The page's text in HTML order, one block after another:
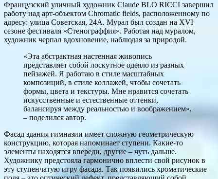
Французский уличный художник Claude BLO RICCI завершил
работу над арт-объектом Chromatic fields, расположенному по
адресу: улица Советская, 24А. Мурал был создан на XVI
сезоне фестиваля «Стенограффия». Работая над муралом,
художник черпал вдохновение, наблюдая за природой.
«Эта абстрактная настенная живопись
представляет собой лоскутное одеяло из разных
пейзажей. Я работаю в стиле масштабных
композиций, в стиле коллажей, чтобы сочетать
формы, цвета и текстуры. Мне нравится сочетать
искусственные и естественные оттенки,
балансируя между реальностью и воображением»,
– поделился автор.
Фасад здания гимназии имеет сложную геометрическую
конструкцию, которая напоминает ступени. Какие-то
элементы находятся впереди, другие – чуть дальше.
Художнику предстояла гармонично вплести свой рисунок в
эту ступенчатую игру фасада. Так появились хроматические